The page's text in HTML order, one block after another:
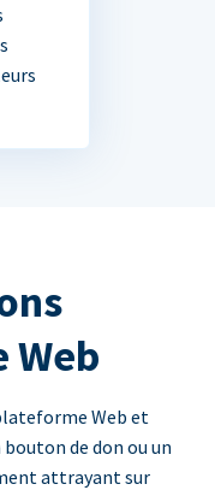
Web
Web et
de don ou un
attrayant sur